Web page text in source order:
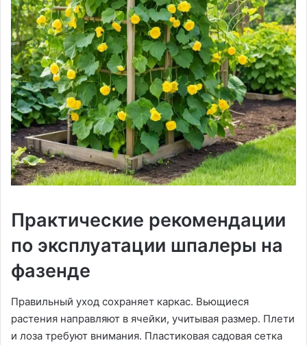
Практические рекомендации
по эксплуатации шпалеры на
фазенде
Правильный уход сохраняет каркас. Вьющиеся
растения направляют в ячейки, учитывая размер. Плети
и лоза требуют внимания. Пластиковая садовая сетка